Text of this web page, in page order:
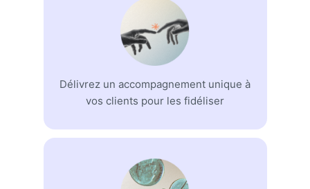
Délivrez un accompagnement unique à
vos clients pour les fidéliser